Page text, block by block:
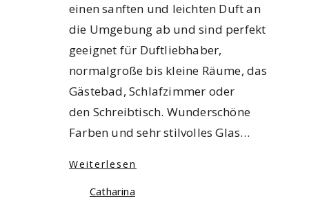
einen sanften und leichten Duft an
die Umgebung ab und sind perfekt
geeignet für Duftliebhaber,
normalgroße bis kleine Räume, das
Gästebad, Schlafzimmer oder
den Schreibtisch. Wunderschöne
Farben und sehr stilvolles Glas…
Weiterlesen
Catharina